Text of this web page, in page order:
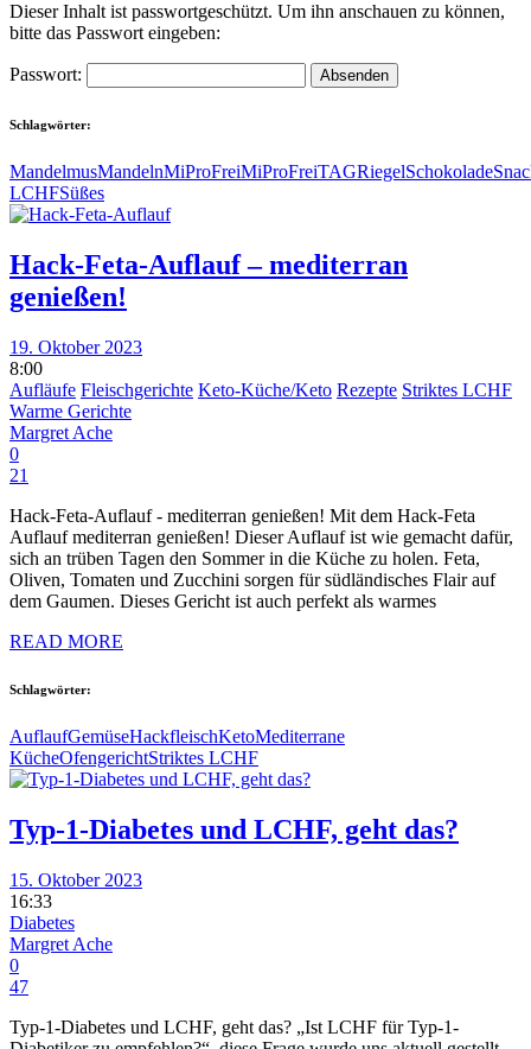
Dieser Inhalt ist passwortgeschützt. Um ihn anschauen zu können,
bitte das Passwort eingeben:
Passwort:
Schlagwörter:
MandelmusMandelnMiProFreiMiProFreiTAGRiegelSchokolade
LCHFSüßes
Hack-Feta-Auflauf – mediterran
genießen!
19. Oktober 2023
8:00
Aufläufe Fleischgerichte Keto-Küche/Keto Rezepte Striktes LCHF
Warme Gerichte
Margret Ache
0
21
Hack-Feta-Auflauf - mediterran genießen! Mit dem Hack-Feta
Auflauf mediterran genießen! Dieser Auflauf ist wie gemacht dafür,
sich an trüben Tagen den Sommer in die Küche zu holen. Feta,
Oliven, Tomaten und Zucchini sorgen für südländisches Flair auf
dem Gaumen. Dieses Gericht ist auch perfekt als warmes
READ MORE
Schlagwörter:
AuflaufGemüseHackfleischKetoMediterrane
KücheOfengerichtStriktes LCHF
Typ-1-Diabetes und LCHF, geht das?
15. Oktober 2023
16:33
Diabetes
Margret Ache
0
47
Typ-1-Diabetes und LCHF, geht das? „Ist LCHF für Typ-1-